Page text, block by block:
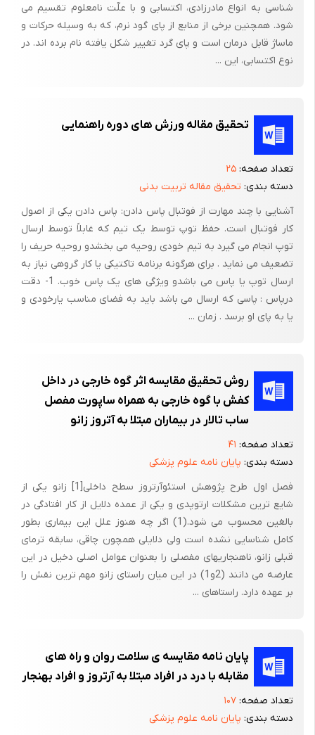
هالوسیس لانگوس و تیبیالیس قدامی، همزمان اداکشن و سوپینیشن
را به وجود می آورند. تیبیالیس قدامی که از محور طولی دورتر قرار
گرفته اداکتور و سوپیناتور قدرتمند تری است. دو عضله ای که خارج
است. از این رو برای نیل به دورسی فلکشن خالص مچ پا، بدون هر
گونه اداکشن و سوپینیشن یا ابداکشن و پرونیشن، این دو گروه عضله
می باید همزمان و به صورت متوازن به انقباض در آیند. لذا این
عضلات آنتاگونیست و سینرژیست یکدیگر محسوب می شوند. از چهار
عضله مسئول دورسی فلکشن مچ پا، دو عضله مستقیماً به استخوان
های تارسال و متاتارسال منتهی می شود؛ تیبیالیس قدامی به
کونئیفورم داخلی و متاتارس اول ختم می شود و پرونئوس ترشیوس
به دورسوم قاعده متاتارس پنجم اتصال می یابد. بنابراین عملکرد آنها
بلاواسطه و مستقیم است و نیازی به کمک عضلات دیگر نیست. این
امر در دو دورسی فلکسور دیگر مچ پا صادق نیست و اکستانسور
دیژیتوروم لانگوس و اکستانسور هالوسیس لانگوس از طریق انگشتان
صورت این عضلات قادر به دورسی فلکشن مچ پا خواهند بود؛ اما اگر
اینتراسئوس ها فلج شوند، فلکشن مچ پا با دفورمیتی چنگالی
تمامی پلنتار فلکسور های مچ پا در خلف محور عرضی مچ پا قرار دارند.
شش پلنتار فلکسور در مچ پا وجود دارند که در عمل تری سپس
سورای (گاستروکنیموس) از پلنتار فلکسور های کارآمد است. هرنوع
حرکتی که با اکستنشن همزمان مچ پا و زانو مثل صعود از کوه و یا
دویدن همراه باشد، فعالیت گاستروکنیموس را تسهیل می کند. وقتی از
وضعیت دورسی فلکشن مچ پا و اکستنشن زانو شروع می کنیم، تری
سپس سورای به حداکثر کارآیی می رسد و با انقباض خود مچ پا را به
علاوه بر تری سپس سورای پنج عضله دیگر نیز به پلنتار فلکشن مچ پا
کمک می کنند. پرونئوس برویس و پرونئوس لانگوس در خارج محور
طولی پا قرار می گیرند و همزمان در پا ابداکشن و پرونیشن نیز ایجاد
می کنند. تیبیالیس خلفی، فلکسور دیژیتوروم لانگوس و فلکسور
هالوسیس لانگوس در داخل محور طولی قرار می گیرند و همزمان
شناسی به انواع مادرزادی، اکتسابی و با علّت نامعلوم تقسیم می
شود. همچنین برخی از منابع از پای گود نرم، که به وسیله حرکات و
ماساژ قابل درمان است و پای گرد تغییر شکل یافته نام برده اند. در
نوع اکتسابی، این ...
تحقیق مقاله ورزش های دوره راهنمایی
تعداد صفحه: ۲۵
دسته بندی: تحقیق مقاله تربیت بدنی
آشنایی با چند مهارت از فوتبال پاس دادن: پاس دادن یکی از اصول
کار فوتبال است. حفظ توپ توسط یک تیم که غابلاً توسط ارسال
توپ انجام می گیرد به تیم خودی روحیه می بخشدو روحیه حریف را
تضعیف می نماید . برای هرگونه برنامه تاکتیکی یا کار گروهی نیاز به
ارسال توپ یا پاس می باشدو ویژگی های یک پاس خوب. 1- دقت
درپاس : پاسی که ارسال می باشد باید به فضای مناسب یارخودی و
یا به پای او برسد . زمان ...
روش تحقیق مقایسه اثر گوه خارجی در داخل
کفش با گوه خارجی به همراه ساپورت مفصل
ساب تالار در بیماران مبتلا به آتروز زانو
تعداد صفحه: ۴۱
دسته بندی: پایان نامه علوم پزشکی
فصل اول طرح پژوهش استئوآرتروز سطح داخلی[1] زانو یکی از
شایع ترین مشکلات ارتوپدی و یکی از عمده دلایل از کار افتادگی در
بالغین محسوب می شود.(1) اگر چه هنوز علل این بیماری بطور
کامل شناسایی نشده است ولی دلایلی همچون چاقی، سابقه ترمای
قبلی زانو، ناهنجاریهای مفصلی را بعنوان عوامل اصلی دخیل در این
عارضه می دانند (2و1) در این میان راستای زانو مهم ترین نقش را
بر عهده دارد. راستاهای ...
پایان نامه مقایسه ی سلامت روان و راه های
مقابله با درد در افراد مبتلا به آرتروز و افراد بهنجار
تعداد صفحه: ۱۰۷
دسته بندی: پایان نامه علوم پزشکی